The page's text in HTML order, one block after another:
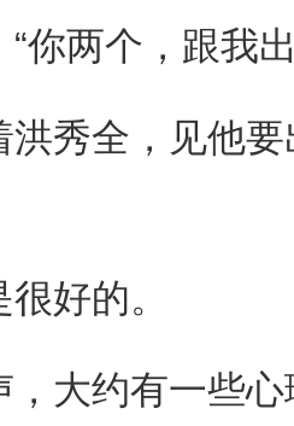
你两个，跟我
全，见他要
好的。
大约有一些心